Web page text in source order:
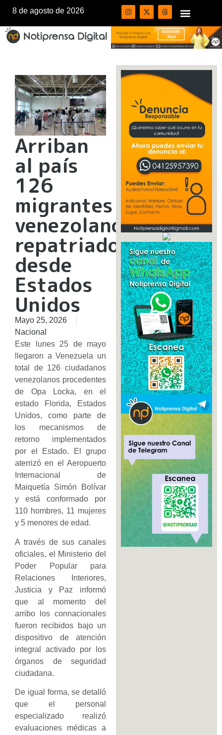
8 de agosto de 2026
Arriban
al país
126
migrantes
venezolanos
repatriados
desde
Estados
Unidos
Mayo 25, 2026
Nacional
Este lunes 25 de mayo
llegaron a Venezuela un
total de 126 ciudadanos
venezolanos procedentes
de Opa Locka, en el
estado Florida, Estados
Unidos, como parte de
los mecanismos de
retorno implementados
por el Estado. El grupo
aterrizó en el Aeropuerto
Internacional de
Maiquetía Simón Bolívar
y está conformado por
110 hombres, 11 mujeres
y 5 menores de edad.
A través de sus canales
oficiales, el Ministerio del
Poder Popular para
Relaciones Interiores,
Justicia y Paz informó
que al momento del
arribo los connacionales
fueron recibidos bajo un
dispositivo de atención
integral activado por los
órganos de seguridad
ciudadana.
De igual forma, se detalló
que el personal
especializado realizó
evaluaciones médicas a